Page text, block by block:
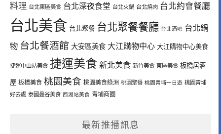
料理 台北東區美食 台北深夜食堂 台北火鍋 台北燒肉 台北約會餐廳
台北美食 台北聚餐 台北聚餐餐廳 台北酒吧 台北鍋
物 台北餐酒館 大安區美食 大江購物中心 大江購物中心美食
捷運中山站美食 捷運美食 新北美食 新竹美食 東區美食 板橋居酒
屋 板橋美食 桃園美食 桃園美食綠洲 桃園聚餐 桃園青埔一日遊 桃園青埔
好去處 泰國曼谷美食 西湖站美食 青埔商圈
最新推播訊息